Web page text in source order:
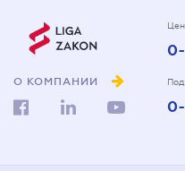
О КОМПАНИИ